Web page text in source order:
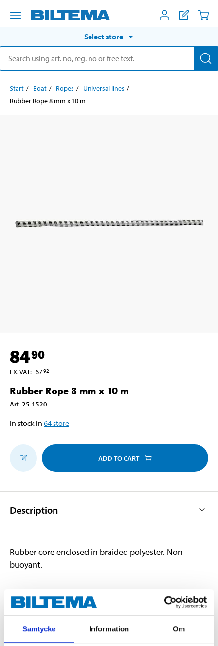
Samtycke Information Om
Select store
Start Boat Ropes
Universal lines
Rubber Rope 8 mm x 10 m
8490
EX. VAT: 6792
Rubber Rope 8 mm x 10 m
Art. 25-1520
In stock in 64store
ADD TO CART
Description
Rubber core enclosed in braided polyester. Non-
buoyant.
Technical specifications
Diameter
8 mm